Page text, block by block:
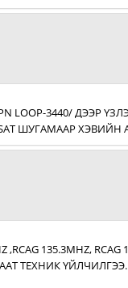
LOOP-3440/ ДЭЭР
ШУГАМААР ХЭВИЙН
135.3MHZ, RCAG
ТЕХНИК